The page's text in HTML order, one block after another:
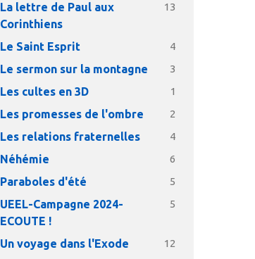
La lettre de Paul aux
Corinthiens
13
Le Saint Esprit 4
Le sermon sur la montagne 3
Les cultes en 3D 1
Les promesses de l'ombre 2
Les relations fraternelles 4
Néhémie 6
Paraboles d'été 5
UEEL-Campagne 2024-
ECOUTE !
5
Un voyage dans l'Exode 12